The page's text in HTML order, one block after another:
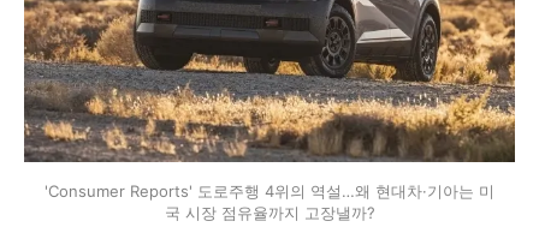
'Consumer Reports' 도로주행 4위의 역설…왜 현대차·기아는 미
국 시장 점유율까지 고장낼까?